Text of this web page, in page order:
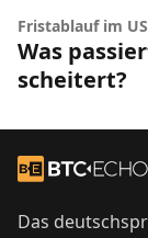
Fristablauf im
Was
scheitert?
Zur Startseite
Das